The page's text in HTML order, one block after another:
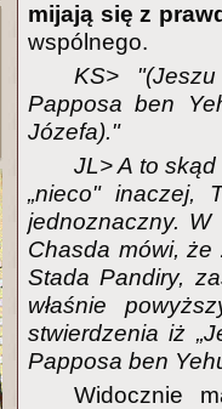
mijają się z
wspólnego.
KS>
Papposa ben
Józefa)."
JL> A to
„nieco" inaczej,
jednoznaczny. W
Chasda mówi, że
Stada Pandiry,
właśnie
stwierdzenia iż
Papposa ben
Widocznie